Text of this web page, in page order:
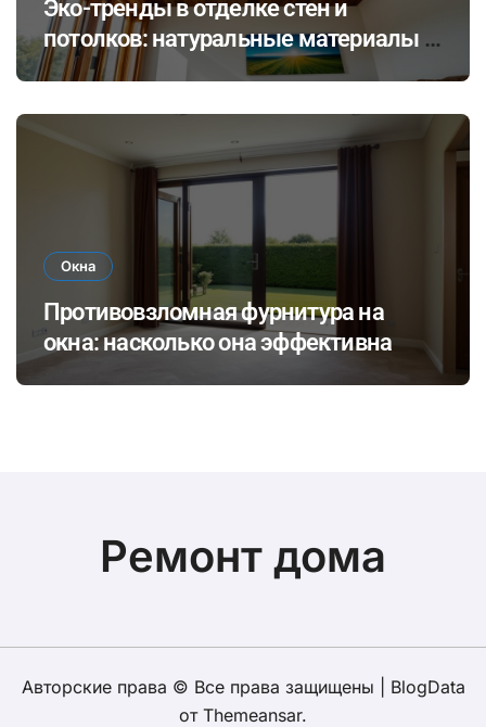
Эко-тренды в отделке стен и
потолков: натуральные материалы и
экологичные покрытия для
Окна
Противовзломная фурнитура на
окна: насколько она эффективна
Ремонт дома
Авторские права © Все права защищены
BlogData
от Themeansar.